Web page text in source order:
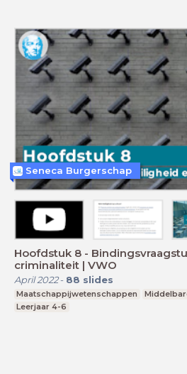
Hoofdstuk 8 -
criminaliteit | VWO
April 2022- 88 slides
Maatschappijwetenschappen
Leerjaar 4-6
Seneca Burgerschap